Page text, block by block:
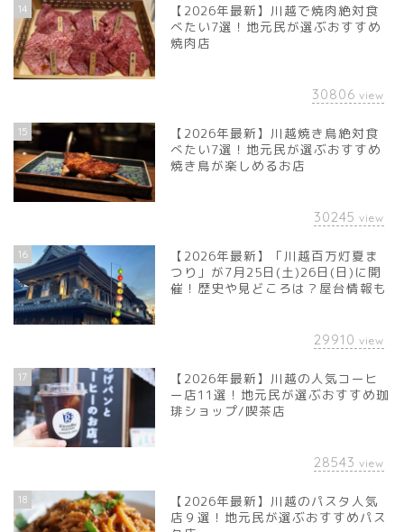
14
【2026年最新】川越で焼肉絶対食
べたい7選！地元民が選ぶおすすめ
焼肉店
30806 view
15
【2026年最新】川越焼き鳥絶対食
べたい7選！地元民が選ぶおすすめ
焼き鳥が楽しめるお店
30245 view
16
【2026年最新】「川越百万灯夏ま
つり」が7月25日(土)26日(日)に開
催！歴史や見どころは？屋台情報も
29910 view
17
【2026年最新】川越の人気コーヒ
ー店11選！地元民が選ぶおすすめ珈
琲ショップ/喫茶店
28543 view
18
【2026年最新】川越のパスタ人気
店９選！地元民が選ぶおすすめパス